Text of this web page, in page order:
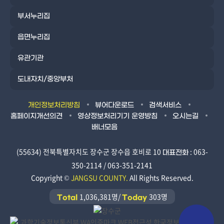
부서누리집
읍면누리집
유관기관
도내자치/중앙부처
개인정보처리방침 뷰어다운로드
검색서비스
홈페이지개선의견
영상정보처리기기 운영방침
오시는길
배너모음
(55634) 전북특별자치도 장수군 장수읍 호비로 10 대표전화: 063-
350-2114 / 063-351-2141
Copyright © JANGSU COUNTY. All Rights Reserved.
Total 1,036,381명/Today 303명